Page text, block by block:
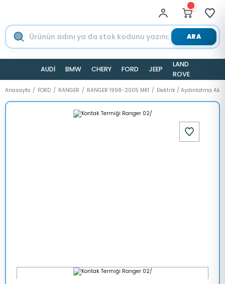
ARA
AUDİ BMW CHERY FORD JEEP
LAND
ROVER
Anasayfa FORD RANGER RANGER 1998-2005 MK1 Elektrik / Aydınlatma